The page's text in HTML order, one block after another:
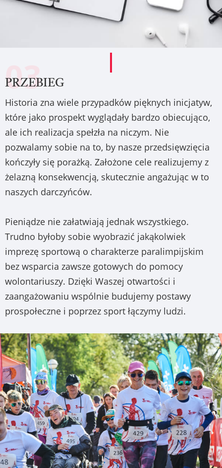
03
PRZEBIEG
Historia zna wiele przypadków pięknych inicjatyw,
które jako prospekt wyglądały bardzo obiecująco,
ale ich realizacja spełzła na niczym. Nie
pozwalamy sobie na to, by nasze przedsięwzięcia
kończyły się porażką. Założone cele realizujemy z
żelazną konsekwencją, skutecznie angażując w to
naszych darczyńców.
Pieniądze nie załatwiają jednak wszystkiego.
Trudno byłoby sobie wyobrazić jakąkolwiek
imprezę sportową o charakterze paralimpijskim
bez wsparcia zawsze gotowych do pomocy
wolontariuszy. Dzięki Waszej otwartości i
zaangażowaniu wspólnie budujemy postawy
prospołeczne i poprzez sport łączymy ludzi.